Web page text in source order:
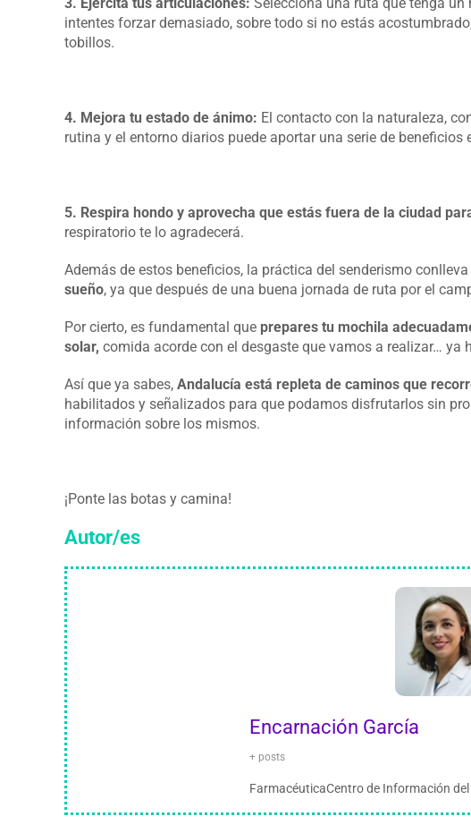
intentes forzar demasiado, sobre todo si no estás
tobillos.
4. Mejora tu estado de ánimo: El contacto con la naturaleza,
rutina y el entorno diarios puede aportar una serie de beneficios
5. Respira hondo y aprovecha que estás fuera de la ciudad
respiratorio te lo agradecerá.
Además de estos beneficios, la práctica del senderismo
sueño, ya que después de una buena jornada de ruta por el
Por cierto, es fundamental que prepares tu mochila
solar, comida acorde con el desgaste que vamos a realizar… ya
Así que ya sabes, Andalucía está repleta de caminos que
habilitados y señalizados para que podamos disfrutarlos sin
información sobre los mismos.
¡Ponte las botas y camina!
Autor/es
Encarnación García
+ posts
FarmacéuticaCentro de Información